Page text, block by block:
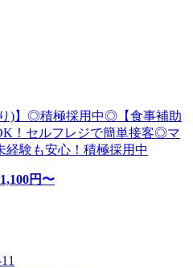
り)】◎積極採用中◎【食事補助
！セルフレジで簡単接客◎マ
経験も安心！積極採用中
1,100円〜